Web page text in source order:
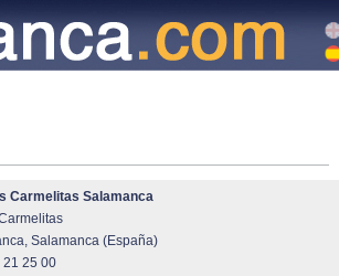
Carmelitas Salamanca
Salamanca (España)
21 25 00